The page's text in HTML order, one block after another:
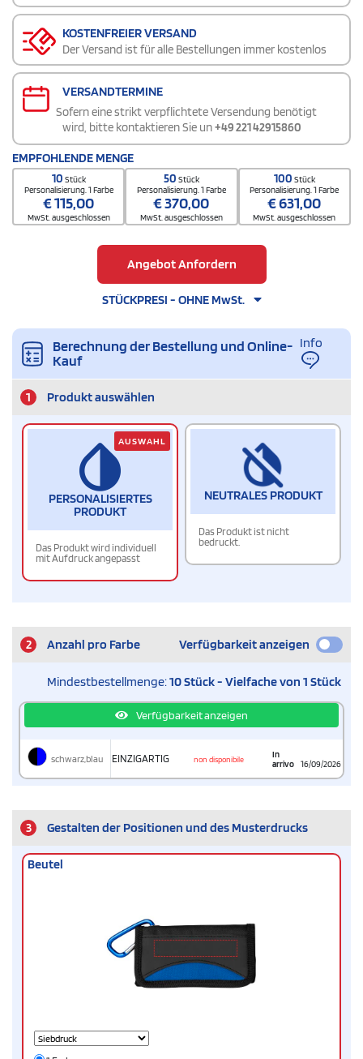
KOSTENFREIER VERSAND
Der Versand ist für alle Bestellungen immer kostenlos
VERSANDTERMINE
Sofern eine strikt verpflichtete Versendung benötigt
wird, bitte kontaktieren Sie un+49 221 42915860
EMPFOHLENDE MENGE
10 Stück
Personalisierung. 1 Farbe
€115,00
MwSt. ausgeschlossen
50 Stück
Personalisierung. 1 Farbe
€370,00
MwSt. ausgeschlossen
100 Stück
Personalisierung. 1 Farbe
€631,00
MwSt. ausgeschlossen
Angebot Anfordern
STÜCKPRESI - OHNE MwSt.
Berechnung der Bestellung und Online-
Kauf
Info
1 Produkt auswählen
PERSONALISIERTES
PRODUKT
Das Produkt wird individuell
mit Aufdruck angepasst
AUSWAHL
NEUTRALES PRODUKT
Das Produkt ist nicht
bedruckt.
2 Anzahl pro Farbe Verfügbarkeit anzeigen
Mindestbestellmenge:10 Stück - Vielfache von 1 Stück
Verfügbarkeit anzeigen
schwarz,blau EINZIGARTIG non disponibile
In
arrivo
16/09/2026
3 Gestalten der Positionen und des Musterdrucks
Beutel